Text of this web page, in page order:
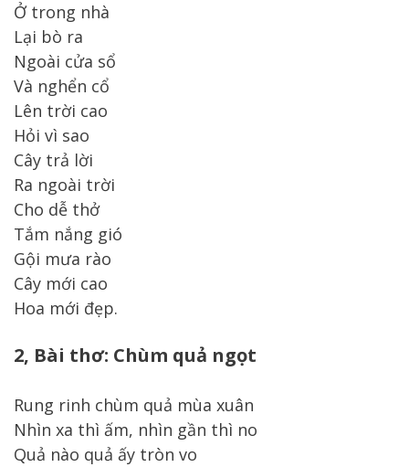
Ở trong nhà
Lại bò ra
Ngoài cửa sổ
Và nghển cổ
Lên trời cao
Hỏi vì sao
Cây trả lời
Ra ngoài trời
Cho dễ thở
Tắm nắng gió
Gội mưa rào
Cây mới cao
Hoa mới đẹp.
2, Bài thơ: Chùm quả ngọt
Rung rinh chùm quả mùa xuân
Nhìn xa thì ấm, nhìn gần thì no
Quả nào quả ấy tròn vo